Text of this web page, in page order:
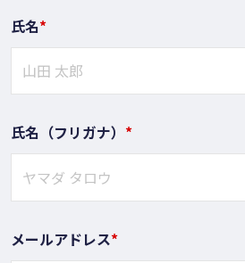
氏名*
氏名（フリガナ） *
メールアドレス*